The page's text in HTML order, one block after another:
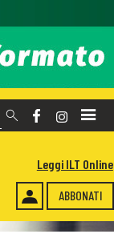
ABBONATI
Leggi ILT Online